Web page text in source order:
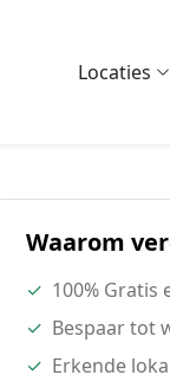
Locaties
Waarom
✓ 100% Gratis
✓ Bespaar tot
✓ Erkende